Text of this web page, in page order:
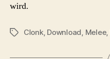
wird.
Schlagwörter
Clonk, Download, Melee,